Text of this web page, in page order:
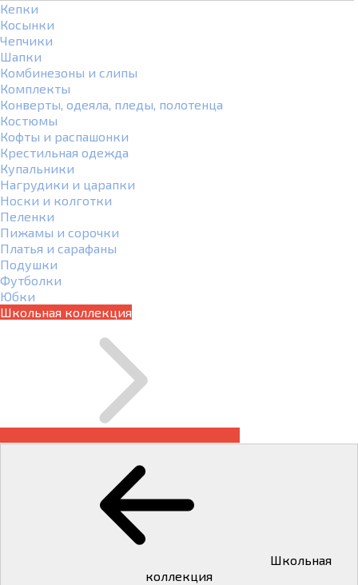
Кепки
Косынки
Чепчики
Шапки
Комбинезоны и слипы
Комплекты
Конверты, одеяла, пледы, полотенца
Костюмы
Кофты и распашонки
Крестильная одежда
Купальники
Нагрудики и царапки
Носки и колготки
Пеленки
Пижамы и сорочки
Платья и сарафаны
Подушки
Футболки
Юбки
Школьная коллекция
коллекция